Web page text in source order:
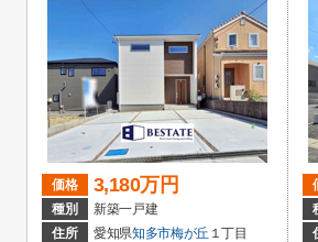
価格 3,180万円
種別
新築一戸建
住所
愛知県知多市梅が丘 １丁目